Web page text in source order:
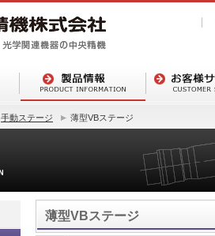
手動ステージ 薄型VBステージ
薄型VBステージ